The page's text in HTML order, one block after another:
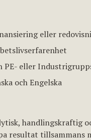
eller
PE- eller
och Engelska
handlingskraftig
resultat tillsammans